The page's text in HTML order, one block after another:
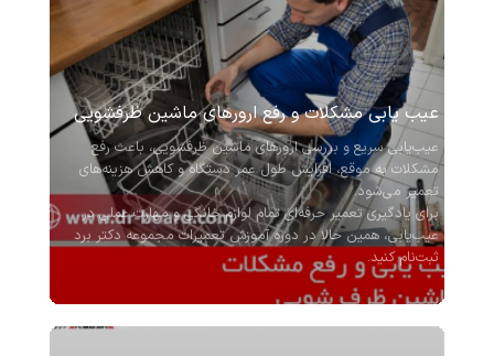
عیب یابی مشکلات و رفع ارورهای ماشین ظرفشویی
عیب‌یابی سریع و بررسی ارورهای ماشین ظرفشویی، باعث رفع
مشکلات به موقع، افزایش طول عمر دستگاه و کاهش هزینه‌های
تعمیر می‌شود.
برای یادگیری تعمیر حرفه‌ای تمام لوازم خانگی و مهارت عملی در
عیب‌یابی، همین حالا در دوره آموزش تعمیرات مجموعه دکتر برد
ثبت‌نام کنید.